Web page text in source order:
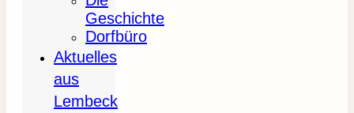
Geschichte
Dorfbüro
Aktuelles
aus
Lembeck